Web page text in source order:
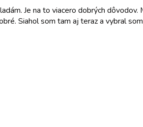
Je na to viacero dobrých dôvodov.
Siahol som tam aj teraz a vybral